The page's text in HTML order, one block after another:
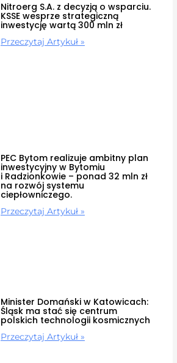
Nitroerg S.A. z decyzją o wsparciu.
KSSE wesprze strategiczną
inwestycję wartą 300 mln zł
Przeczytaj Artykuł »
PEC Bytom realizuje ambitny plan
inwestycyjny w Bytomiu
i Radzionkowie – ponad 32 mln zł
na rozwój systemu
ciepłowniczego.
Przeczytaj Artykuł »
Minister Domański w Katowicach:
Śląsk ma stać się centrum
polskich technologii kosmicznych
Przeczytaj Artykuł »